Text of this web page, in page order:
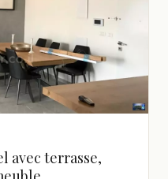
avec terrasse,